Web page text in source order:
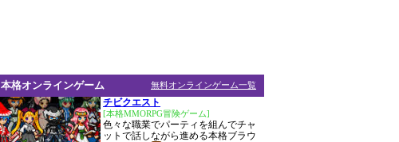
無料オンラインゲーム一覧
本格オンラインゲーム
チビクエスト
[本格MMORPG冒険ゲーム]
色々な職業でパーティを組んでチャ
ットで話しながら進める本格ブラウ